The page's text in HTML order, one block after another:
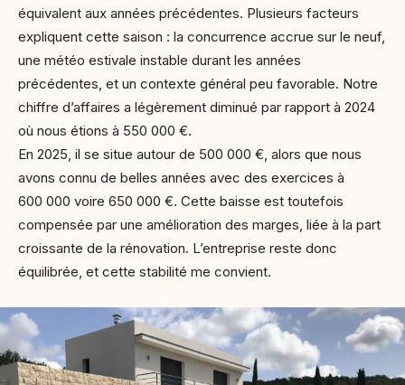
équivalent aux années précédentes. Plusieurs facteurs
expliquent cette saison : la concurrence accrue sur le neuf,
une météo estivale instable durant les années
précédentes, et un contexte général peu favorable. Notre
chiffre d’affaires a légèrement diminué par rapport à 2024
où nous étions à 550 000 €.
En 2025, il se situe autour de 500 000 €, alors que nous
avons connu de belles années avec des exercices à
600 000 voire 650 000 €. Cette baisse est toutefois
compensée par une amélioration des marges, liée à la part
croissante de la rénovation. L’entreprise reste donc
équilibrée, et cette stabilité me convient.